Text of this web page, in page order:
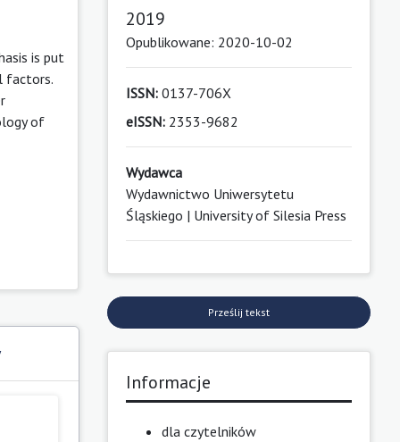
is put
factors.
of
2019
Opublikowane: 2020-10-02
ISSN:0137-706X
eISSN:2353-9682
Wydawca
Wydawnictwo Uniwersytetu
Śląskiego | University of Silesia Press
Prześlij tekst
Informacje
dla czytelników